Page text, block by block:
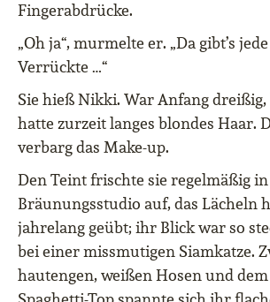
Fingerabdrücke.
„Oh ja“, murmelte er. „Da gibt’s
Verrückte …“
Sie hieß Nikki. War Anfang
hatte zurzeit langes blondes Haar.
verbarg das Make-up.
Den Teint frischte sie regelmäßig
Bräunungsstudio auf, das Lächeln
jahrelang geübt; ihr Blick war so
bei einer missmutigen Siamkatze.
hautengen, weißen Hosen und